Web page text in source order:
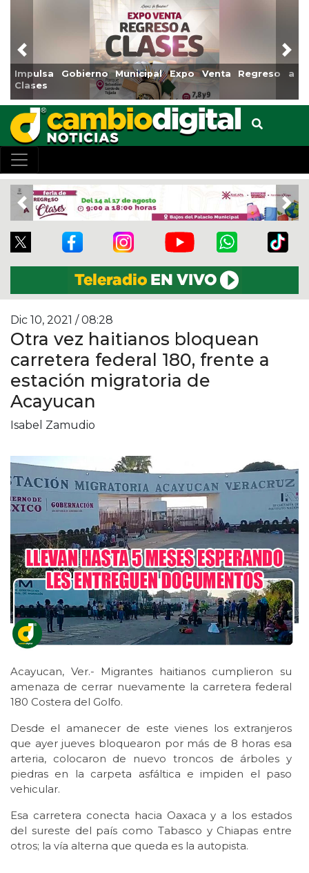
Gobierno Municipal Expo Venta Regreso a
Previous
Previous
Dic 10, 2021 / 08:28
Otra vez haitianos bloquean
carretera federal 180, frente a
estación migratoria de
Acayucan
Isabel Zamudio
Acayucan, Ver.- Migrantes haitianos cumplieron su
amenaza de cerrar nuevamente la carretera federal
180 Costera del Golfo.
Desde el amanecer de este vienes los extranjeros
que ayer jueves bloquearon por más de 8 horas esa
arteria, colocaron de nuevo troncos de árboles y
piedras en la carpeta asfáltica e impiden el paso
vehicular.
Esa carretera conecta hacia Oaxaca y a los estados
del sureste del país como Tabasco y Chiapas entre
otros; la vía alterna que queda es la autopista.